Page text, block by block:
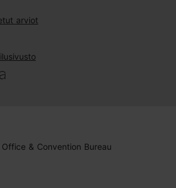
arviot
& Convention Bureau